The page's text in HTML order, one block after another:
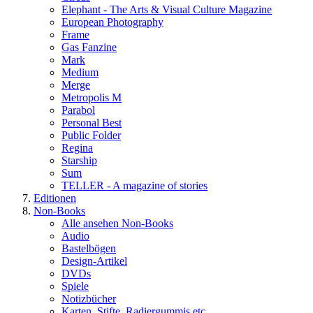
Elephant - The Arts & Visual Culture Magazine
European Photography
Frame
Gas Fanzine
Mark
Medium
Merge
Metropolis M
Parabol
Personal Best
Public Folder
Regina
Starship
Sum
TELLER - A magazine of stories
Editionen
Non-Books
Alle ansehen Non-Books
Audio
Bastelbögen
Design-Artikel
DVDs
Spiele
Notizbücher